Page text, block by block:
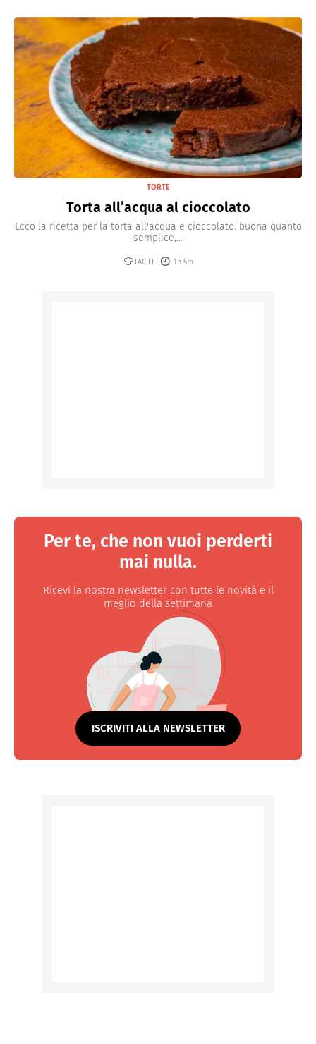
TORTE
Torta all’acqua al cioccolato
Ecco la ricetta per la torta all'acqua e cioccolato: buona quanto
semplice,...
FACILE 1h 5m
Per te, che non vuoi perderti
mai nulla.
Ricevi la nostra newsletter con tutte le novità e il
meglio della settimana
ISCRIVITI ALLA NEWSLETTER